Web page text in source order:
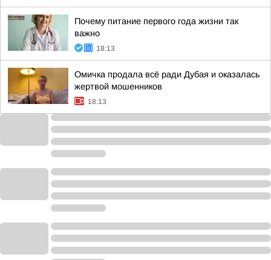
Почему питание первого года жизни так
важно
18:13
Омичка продала всё ради Дубая и оказалась
жертвой мошенников
18:13